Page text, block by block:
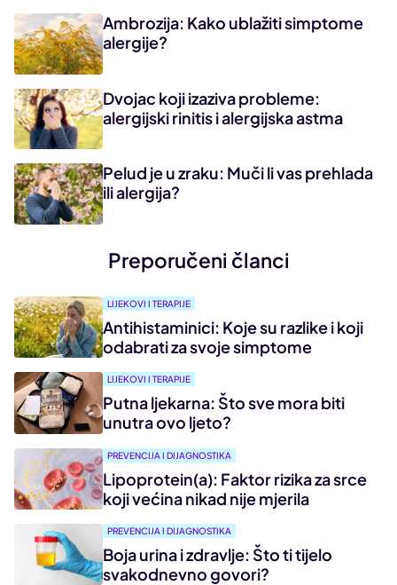
Ambrozija: Kako ublažiti simptome
alergije?
Dvojac koji izaziva probleme:
alergijski rinitis i alergijska astma
Pelud je u zraku: Muči li vas prehlada
ili alergija?
Preporučeni članci
LIJEKOVI I TERAPIJE
Antihistaminici: Koje su razlike i koji
odabrati za svoje simptome
LIJEKOVI I TERAPIJE
Putna ljekarna: Što sve mora biti
unutra ovo ljeto?
PREVENCIJA I DIJAGNOSTIKA
Lipoprotein(a): Faktor rizika za srce
koji većina nikad nije mjerila
PREVENCIJA I DIJAGNOSTIKA
Boja urina i zdravlje: Što ti tijelo
svakodnevno govori?